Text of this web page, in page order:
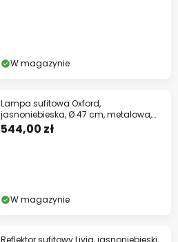
W magazynie
Lampa sufitowa Oxford,
jasnoniebieska, Ø 47 cm, metalowa,
5-punktowa
544,00 zł
W magazynie